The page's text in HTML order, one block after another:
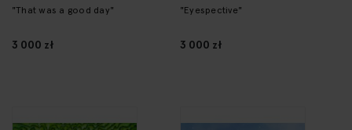
"That was a good day"
3 000 zł
"Eyespective"
3 000 zł